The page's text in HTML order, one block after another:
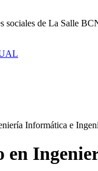
sociales de La Salle
en